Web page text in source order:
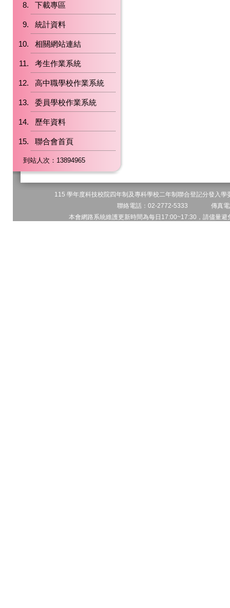
下載專區
統計資料
相關網站連結
考生作業系統
高中職學校作業系統
委員學校作業系統
歷年資料
聯合會首頁
到站人次：13894965
115 學年度科技校院四年制及專科學校二年制聯合登記分發
聯絡電話：02-2772-5333 傳真
本會網路系統維護更新時間為每日17:00~17:30，請儘量